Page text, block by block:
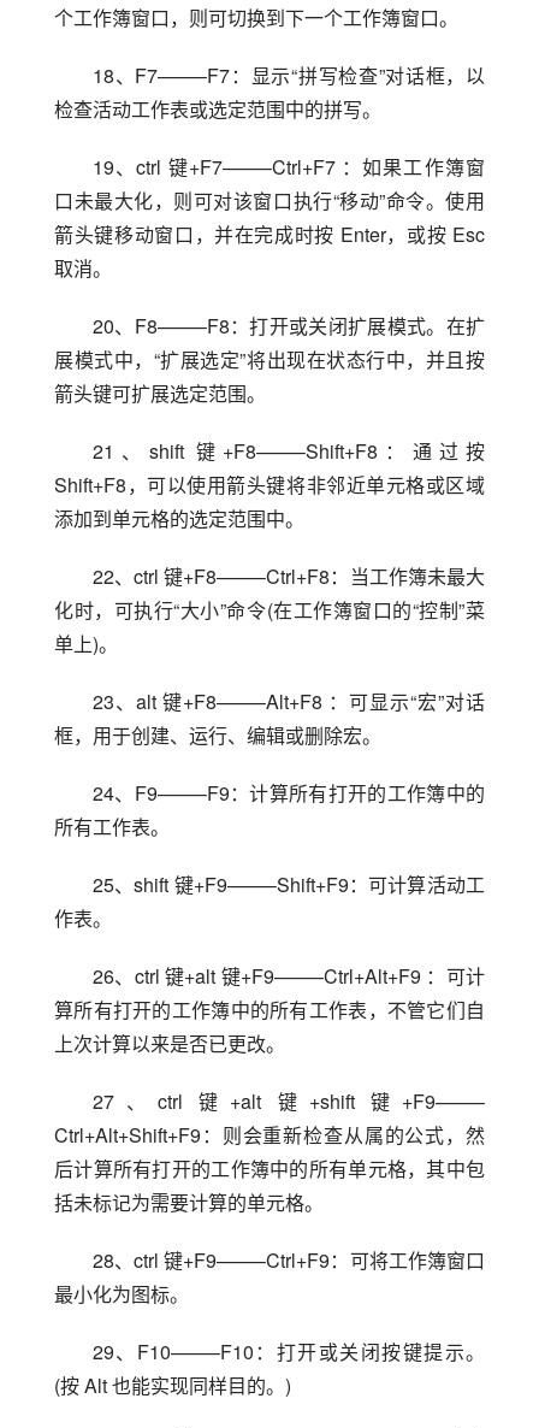
个工作簿窗口，则可切换到下一个工作簿窗口。
18、F7——–F7：显示“拼写检查”对话框，以
检查活动工作表或选定范围中的拼写。
19、ctrl 键+F7——–Ctrl+F7 ：如果工作簿窗
口未最大化，则可对该窗口执行“移动”命令。使用
箭头键移动窗口，并在完成时按 Enter，或按 Esc
取消。
20、F8——–F8：打开或关闭扩展模式。在扩
展模式中，“扩展选定”将出现在状态行中，并且按
箭头键可扩展选定范围。
21、shift 键+F8——–Shift+F8：通过按
Shift+F8，可以使用箭头键将非邻近单元格或区域
添加到单元格的选定范围中。
22、ctrl 键+F8——–Ctrl+F8：当工作簿未最大
化时，可执行“大小”命令(在工作簿窗口的“控制”菜
单上)。
23、alt 键+F8——–Alt+F8 ：可显示“宏”对话
框，用于创建、运行、编辑或删除宏。
24、F9——–F9：计算所有打开的工作簿中的
所有工作表。
25、shift 键+F9——–Shift+F9：可计算活动工
作表。
26、ctrl 键+alt 键+F9——–Ctrl+Alt+F9 ：可计
算所有打开的工作簿中的所有工作表，不管它们自
上次计算以来是否已更改。
27、ctrl 键+alt 键+shift 键+F9——–
Ctrl+Alt+Shift+F9：则会重新检查从属的公式，然
后计算所有打开的工作簿中的所有单元格，其中包
括未标记为需要计算的单元格。
28、ctrl 键+F9——–Ctrl+F9：可将工作簿窗口
最小化为图标。
29、F10——–F10：打开或关闭按键提示。
(按 Alt 也能实现同样目的。)